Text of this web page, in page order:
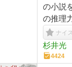
の小説
の推理
ナイス
杉井光
4424